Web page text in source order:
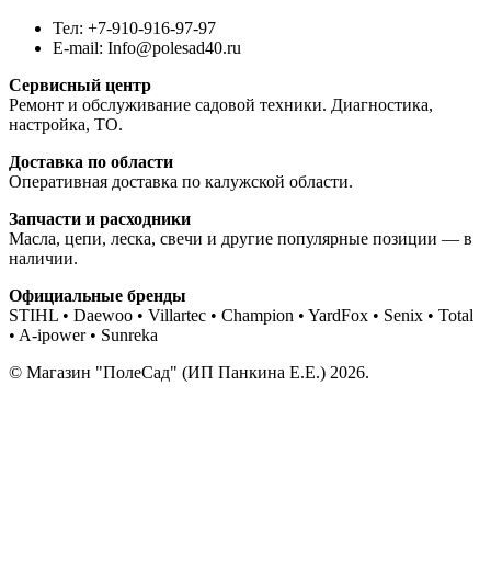
Тел: +7-910-916-97-97
E-mail: Info@polesad40.ru
Сервисный центр
Ремонт и обслуживание садовой техники. Диагностика,
настройка, ТО.
Доставка по области
Оперативная доставка по калужской области.
Запчасти и расходники
Масла, цепи, леска, свечи и другие популярные позиции — в
наличии.
Официальные бренды
STIHL • Daewoo • Villartec • Champion • YardFox • Senix • Total
• A-ipower • Sunreka
© Магазин "ПолеСад" (ИП Панкина Е.Е.) 2026.